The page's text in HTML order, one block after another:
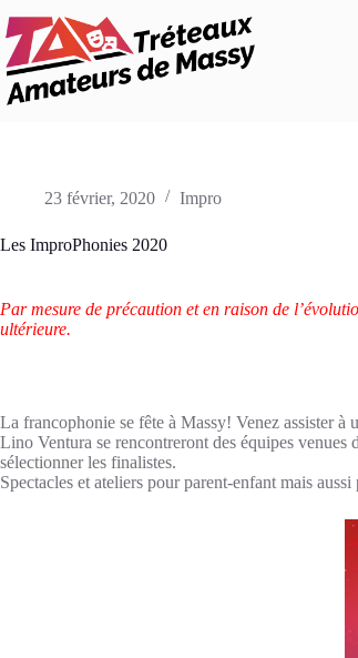
au
contenu
23 février, 2020 Impro
Les ImproPhonies 2020
Par mesure de précaution et en raison de
ultérieure.
La francophonie se fête à Massy! Venez assister
Lino Ventura se rencontreront des équipes
sélectionner les finalistes.
Spectacles et ateliers pour parent-enfant mais